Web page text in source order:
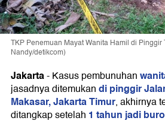
TKP Penemuan Mayat Wanita Hamil di Pinggir
Nandy/detikcom)
Jakarta-Kasus pembunuhan
jasadnya ditemukandi pinggir
Makasar, Jakarta Timur, akhirnya
ditangkap setelah 1 tahun jadi